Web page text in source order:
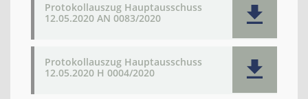
Protokollauszug Hauptausschuss
12.05.2020 AN 0083/2020
Protokollauszug Hauptausschuss
12.05.2020 H 0004/2020